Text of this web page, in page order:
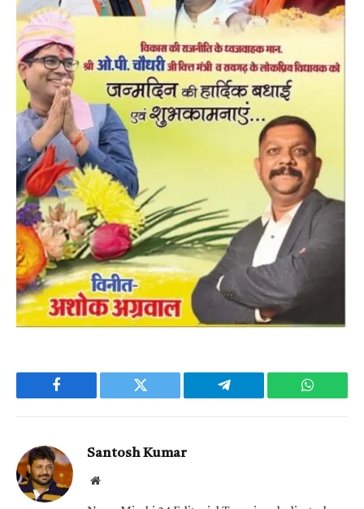
Facebook Twitter Telegram
Santosh Kumar
Website